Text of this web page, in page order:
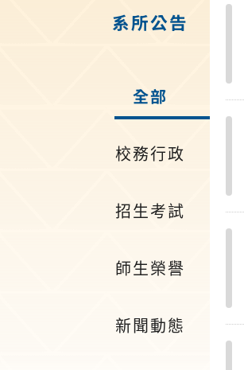
系所公告
全部
校務行政
招生考試
師生榮譽
新聞動態